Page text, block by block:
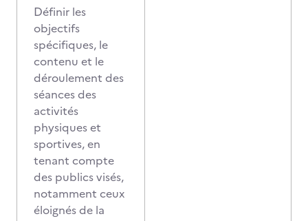
Définir les
objectifs
spécifiques, le
contenu et le
déroulement des
séances des
activités
physiques et
sportives, en
tenant compte
des publics visés,
notamment ceux
éloignés de la